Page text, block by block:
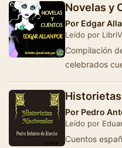
Novelas y
Por Edgar
Leído por
Compilación
celebrados
Por Pedro
Leído por
Cuentos